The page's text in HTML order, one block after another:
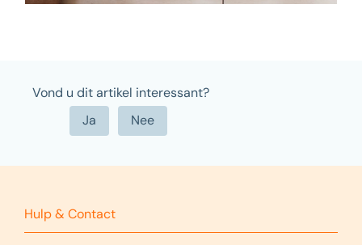
Vond u dit artikel interessant?
Hulp & Contact